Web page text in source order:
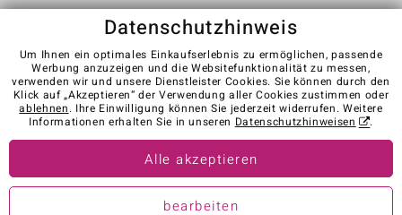
Karriere AGB Datenschutz Cookies
Impressum
Kontakt
Vertrag widerrufen
Visit our stores in other countries:
© Juwelo Deutschland GmbH (ein Tochterunternehmen der elumeo
Datenschutzhinweis
Um Ihnen ein optimales Einkaufserlebnis zu ermöglichen, passende
Werbung anzuzeigen und die Websitefunktionalität zu messen,
verwenden wir und unsere Dienstleister Cookies. Sie können durch den
Klick auf „Akzeptieren“ der Verwendung aller Cookies zustimmen oder
ablehnen. Ihre Einwilligung können Sie jederzeit widerrufen. Weitere
Informationen erhalten Sie in unseren Datenschutzhinweisen .
Alle akzeptieren
bearbeiten